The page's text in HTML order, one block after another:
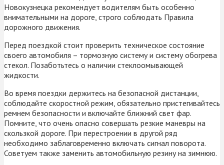
Новокузнецка рекомендует водителям быть особенно
внимательными на дороге, строго соблюдать Правила
дорожного движения.
Перед поездкой стоит проверить техническое состояние
своего автомобиля – тормозную систему и систему обогрева
стекол. Позаботьтесь о наличии стеклоомывающей
жидкости.
Во время поездки держитесь на безопасной дистанции,
соблюдайте скоростной режим, обязательно пристегивайтесь
ремнем безопасности и включайте ближний свет фар.
Помните, что очень опасно совершать резкие маневры на
скользкой дороге. При перестроении в другой ряд
необходимо заблаговременно включать сигнал поворота.
Советуем также заменить автомобильную резину на зимнюю.